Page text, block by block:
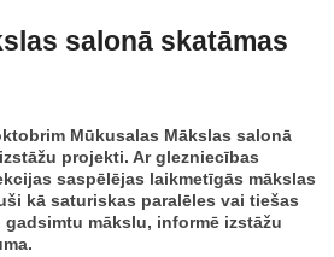
salonā skatāmas
Mūkusalas Mākslas salonā
projekti. Ar glezniecības
saspēlējas laikmetīgās mākslas
kā saturiskas paralēles vai tiešas
mākslu, informē izstāžu